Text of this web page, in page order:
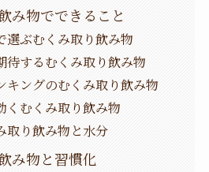
み物でできること
選ぶむくみ取り飲み物
待するむくみ取り飲み物
キングのむくみ取り飲み物
くむくみ取り飲み物
取り飲み物と水分
み物と習慣化